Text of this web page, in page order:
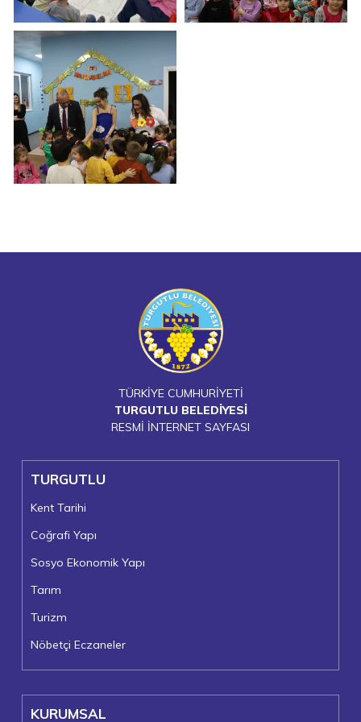
TÜRKİYE CUMHURİYETİ
TURGUTLU BELEDİYESİ
RESMİ İNTERNET SAYFASI
TURGUTLU
Kent Tarihi
Coğrafi Yapı
Sosyo Ekonomik Yapı
Tarım
Turizm
Nöbetçi Eczaneler
KURUMSAL